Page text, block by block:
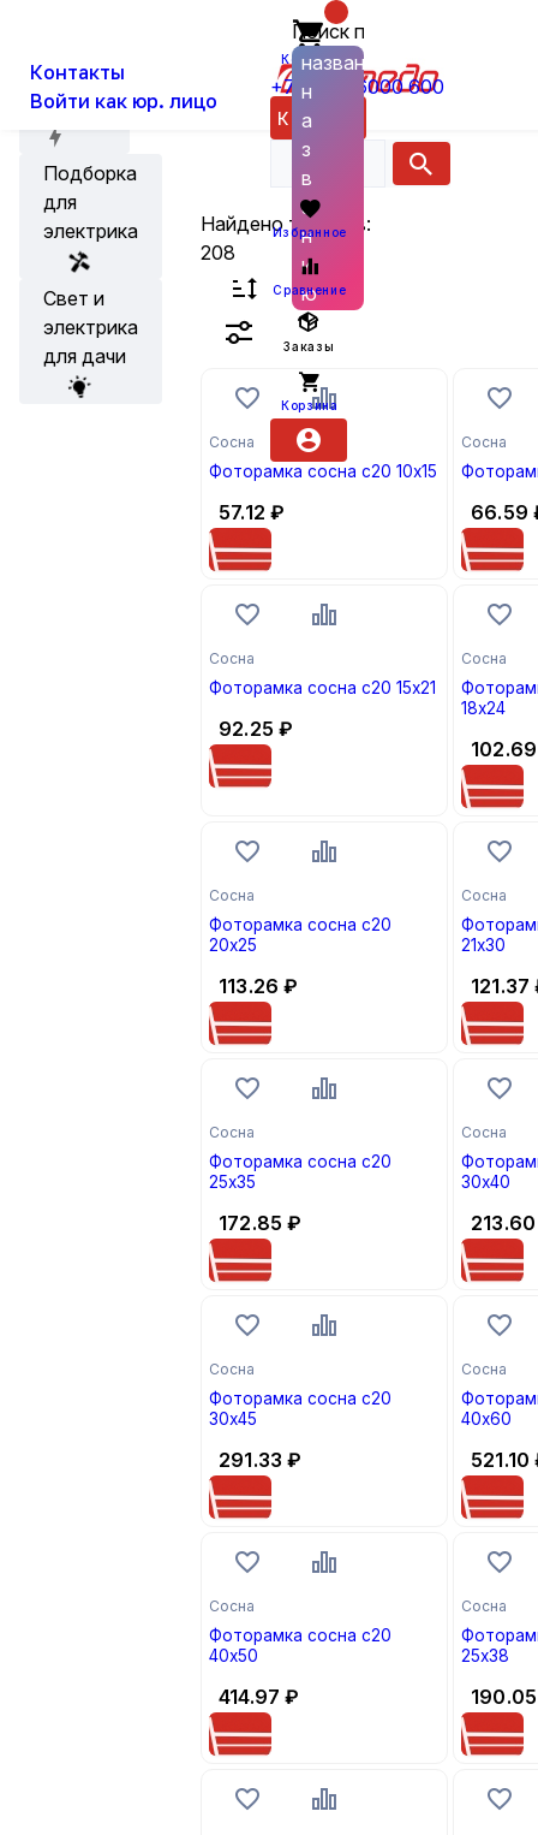
Контакты
Войти как юр. лицо
Корзина
+7 (800) 6000 600
Каталог
Поиск по
названию
н
а
з
в
а
н
и
ю
Избранное
Сравнение
Заказы
Корзина
Акции
Подборка
для
электрика
Свет и
электрика
для дачи
Каталог
Фототовары (рамки,
Найдено товаров:
208
Сосна
Фоторамка сосна с20 10х15
57.12 ₽
Сосна
66.59
Сосна
Фоторамка сосна с20 15х21
92.25 ₽
Сосна
18х24
102.69
Сосна
Фоторамка сосна с20
20х25
113.26 ₽
Сосна
21х30
121.37
Сосна
Фоторамка сосна с20
25х35
172.85 ₽
Сосна
30х40
213.60
Сосна
Фоторамка сосна с20
30х45
291.33 ₽
Сосна
40х60
521.10
Сосна
Фоторамка сосна с20
40х50
414.97 ₽
Сосна
25х38
190.05